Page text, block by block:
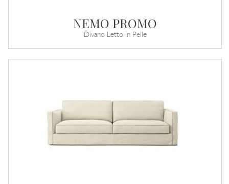
NEMO PROMO
Divano Letto in Pelle